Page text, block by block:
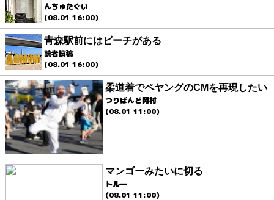
んちゅたぐい
(08.01 16:00)
青森駅前にはビーチがある
読者投稿
(08.01 16:00)
柔道着でペヤングのCMを再現したい
つりばんど岡村
(08.01 11:00)
マンゴーみたいに切る
トルー
(08.01 11:00)